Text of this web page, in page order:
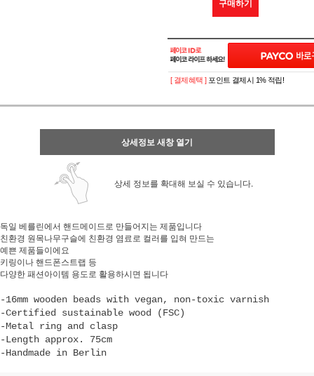
구매하기
[ 결제혜택 ] 포인트 결제시 1% 적립!
상세정보 새창 열기
상세 정보를 확대해 보실 수 있습니다.
독일 베를린에서 핸드메이드로 만들어지는 제품입니다
친환경 원목나무구슬에 친환경 염료로 컬러를 입혀 만드는
예쁜 제품들이에요
키링이나 핸드폰스트랩 등
다양한 패션아이템 용도로 활용하시면 됩니다
-16mm wooden beads with vegan, non-toxic varnish
-Certified sustainable wood (FSC)
-Metal ring and clasp
-Length approx. 75cm
-Handmade in Berlin